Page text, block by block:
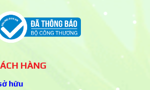
HÀNG
hữu